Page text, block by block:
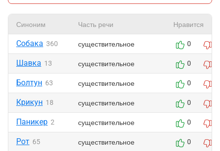
Синоним Часть речи Нравится
Собака 360 существительное 0
Шавка 13 существительное 0
Болтун 63 существительное 0
Крикун 18 существительное 0
Паникер 2 существительное 0
Рот 65 существительное 0